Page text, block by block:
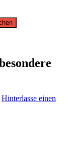
Hinterlasse einen